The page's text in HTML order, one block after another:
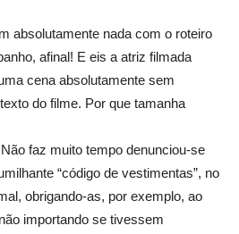
absolutamente nada com o roteiro
afinal! E eis a atriz filmada
cena absolutamente sem
do filme. Por que tamanha
faz muito tempo denunciou-se
“código de vestimentas”, no
obrigando-as, por exemplo, ao
importando se tivessem